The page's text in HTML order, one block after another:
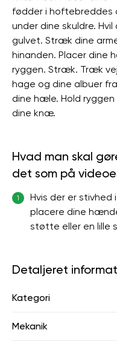
fødder i hoftebreddes
under dine skuldre.
gulvet. Stræk dine
hinanden. Placer dine
ryggen. Stræk. Træk
hage og dine albuer
dine hæle. Hold
dine knæ.
Hvad man skal
det som på
1
Hvis der er stivhed
placere dine
støtte eller en lille
Detaljeret
Kategori
Mekanik